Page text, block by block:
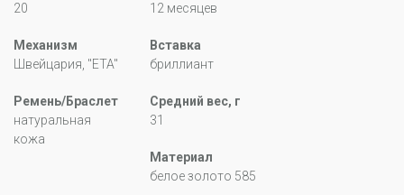
20
12 месяцев
Механизм
Швейцария, "ETA"
Вставка
бриллиант
Ремень/Браслет
натуральная
кожа
Средний вес, г
31
Материал
белое золото 585